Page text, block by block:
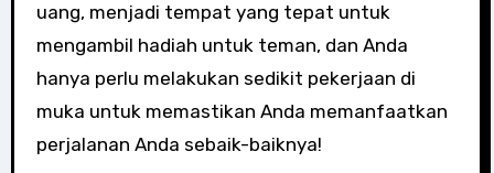
uang, menjadi tempat yang tepat untuk
mengambil hadiah untuk teman, dan Anda
hanya perlu melakukan sedikit pekerjaan di
muka untuk memastikan Anda memanfaatkan
perjalanan Anda sebaik-baiknya!